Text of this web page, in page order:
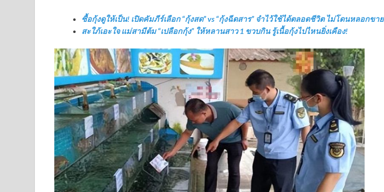
ซื้อกุ้งดูให้เป็น! เปิดคัมภีร์เลือก “กุ้งสด” vs “กุ้งฉีดสาร” จำไว้ใช้ได้ตลอดชีวิต ไม่โดนหลอกขาย
สะใภ้เอะใจ แม่สามีต้ม “เปลือกกุ้ง” ให้หลานสาว 1 ขวบกิน รู้เนื้อกุ้งไปไหนยิ่งเคือง!